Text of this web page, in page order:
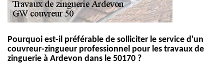
Pourquoi est-il préférable de solliciter le service d'un
couvreur-zingueur professionnel pour les travaux de
zinguerie à Ardevon dans le 50170 ?